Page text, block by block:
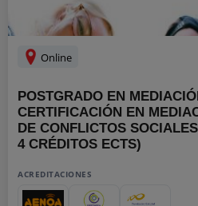
Online
POSTGRADO EN
CERTIFICACIÓN EN
DE CONFLICTOS
4 CRÉDITOS ECTS)
ACREDITACIONES